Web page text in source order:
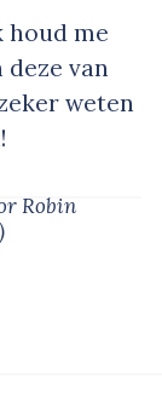
houd me
van
weten
Robin
)